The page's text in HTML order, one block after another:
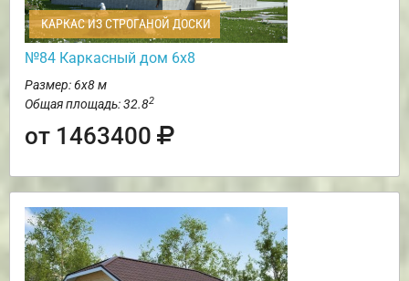
КАРКАС ИЗ СТРОГАНОЙ ДОСКИ
№84 Каркасный дом 6х8
Размер: 6х8 м
Общая площадь: 32.82
от 1463400